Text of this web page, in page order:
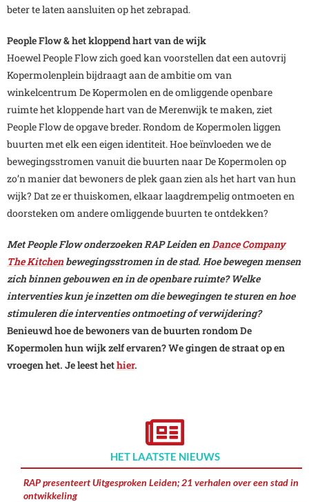
beter te laten aansluiten op het zebrapad.
People Flow & het kloppend hart van de wijk
Hoewel People Flow zich goed kan voorstellen dat een autovrij
Kopermolenplein bijdraagt aan de ambitie om van
winkelcentrum De Kopermolen en de omliggende openbare
ruimte het kloppende hart van de Merenwijk te maken, ziet
People Flow de opgave breder. Rondom de Kopermolen liggen
buurten met elk een eigen identiteit. Hoe beïnvloeden we de
bewegingsstromen vanuit die buurten naar De Kopermolen op
zo’n manier dat bewoners de plek gaan zien als het hart van hun
wijk? Dat ze er thuiskomen, elkaar laagdrempelig ontmoeten en
doorsteken om andere omliggende buurten te ontdekken?
Met People Flow onderzoeken RAP Leiden en Dance Company
The Kitchen bewegingsstromen in de stad. Hoe bewegen mensen
zich binnen gebouwen en in de openbare ruimte? Welke
interventies kun je inzetten om die bewegingen te sturen en hoe
stimuleren die interventies ontmoeting of verwijdering?
Benieuwd hoe de bewoners van de buurten rondom De
Kopermolen hun wijk zelf ervaren? We gingen de straat op en
vroegen het. Je leest hethier.
HET LAATSTE NIEUWS
RAP presenteert Uitgesproken Leiden; 21 verhalen over een stad in
ontwikkeling